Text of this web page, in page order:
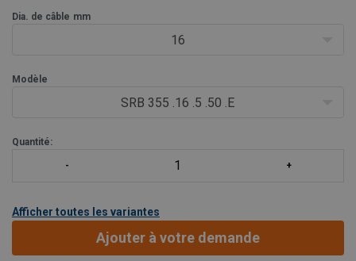
Dia. de câble mm
16
Modèle
SRB 355 .16 .5 .50 .E
Quantité:
Afficher toutes les variantes
Ajouter à votre demande